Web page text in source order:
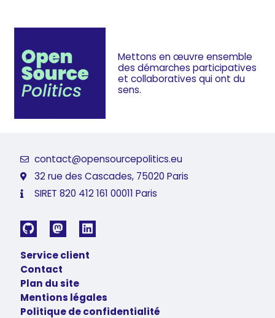
Mettons en œuvre ensemble
des démarches participatives
et collaboratives qui ont du
sens.
contact@opensourcepolitics.eu
32 rue des Cascades, 75020 Paris
SIRET 820 412 161 00011 Paris
Service client
Contact
Plan du site
Mentions légales
Politique de confidentialité